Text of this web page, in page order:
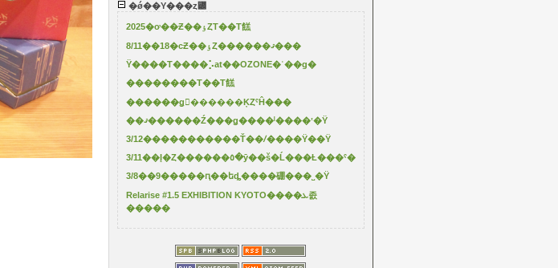
�ǿ��Υ���ȥ꡼
2025�ơ��Ƶ��ٶȤΤ��Τ餻
8/11��18�ϲƵ��ٶȤ������ޤ���
Ÿ����Τ����⡡at��OZONE�ʿ��ɡ�
��������Τ��Τ餻
������ǥ󥦥������ĶȤˤĤ���
��ޤ������Ź���ǥ����ˡ����ʽ�Ÿ
3/12�����������Ť��ꤷ����Ÿ��Ÿ
3/11��Į�Ȥ������٥�ȳ��š�Ĺ���Ƚ���ˤ�
3/8��9�����ԥ��եȡ����硼���˽�Ÿ
Relarise #1.5 EXHIBITION KYOTO����ܥ졼
�����